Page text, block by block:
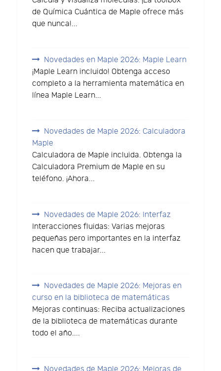
de Química Cuántica de Maple ofrece más
que nunca!...
Novedades en Maple 2026: Maple Learn
¡Maple Learn incluido! Obtenga acceso
completo a la herramienta matemática en
línea Maple Learn...
Novedades de Maple 2026: Calculadora
Maple
Calculadora de Maple incluida. Obtenga la
Calculadora Premium de Maple en su
teléfono. ¡Ahora...
Novedades de Maple 2026: Interfaz
Interacciones fluidas: Varias mejoras
pequeñas pero importantes en la interfaz
hacen que trabajar...
Novedades de Maple 2026: Mejoras en
curso en la biblioteca de matemáticas
Mejoras continuas: Reciba actualizaciones
de la biblioteca de matemáticas durante
todo el año....